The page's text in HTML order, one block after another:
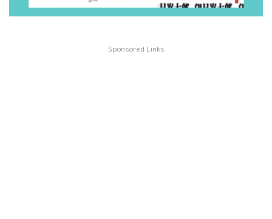
Sponsored Links